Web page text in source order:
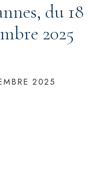
du 18
2025
2025